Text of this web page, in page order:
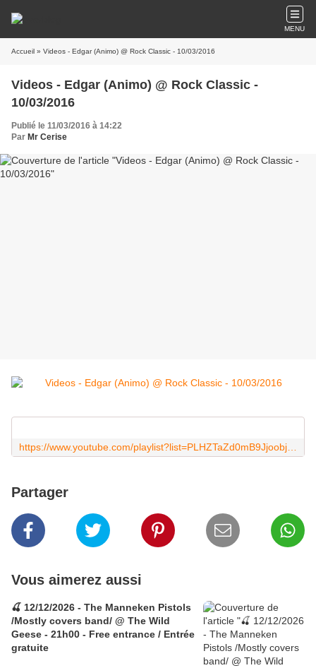
MENU
Accueil » Videos - Edgar (Animo) @ Rock Classic - 10/03/2016
Videos - Edgar (Animo) @ Rock Classic -
10/03/2016
Publié le 11/03/2016 à 14:22
Par Mr Cerise
Partager
Vous aimerez aussi
🍒 12/12/2026 - The Manneken Pistols
/Mostly covers band/ @ The Wild
Geese - 21h00 - Free entrance / Entrée
gratuite